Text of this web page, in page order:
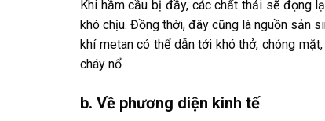
Khi hầm cầu bị đầy, các chất thải sẽ đọng
khó chịu. Đồng thời, đây cũng là nguồn sản
khí metan có thể dẫn tới khó thở, chóng
cháy nổ
b. Về phương diện kinh tế